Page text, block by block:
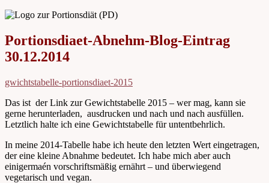
Portionsdiaet-Abnehm-Blog-Eintrag
30.12.2014
gwichtstabelle-portionsdiaet-2015
Das ist der Link zur Gewichtstabelle 2015 – wer mag, kann sie
gerne herunterladen, ausdrucken und nach und nach ausfüllen.
Letztlich halte ich eine Gewichtstabelle für untentbehrlich.
In meine 2014-Tabelle habe ich heute den letzten Wert eingetragen,
der eine kleine Abnahme bedeutet. Ich habe mich aber auch
einigermaén vorschriftsmäßig ernährt – und überwiegend
vegetarisch und vegan.